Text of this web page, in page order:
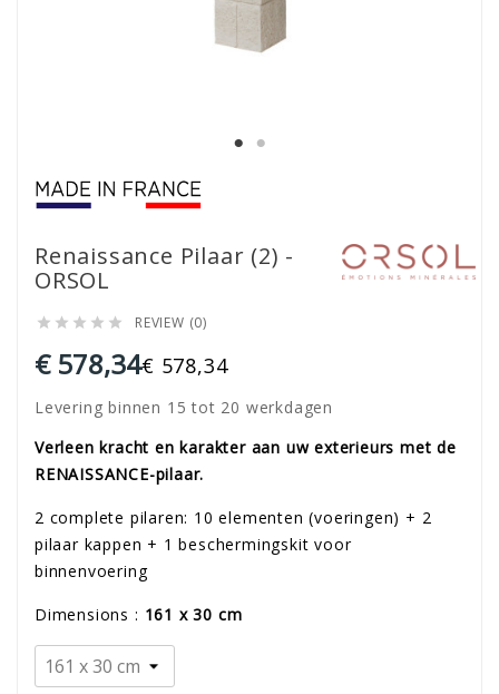
Renaissance Pilaar (2) -
ORSOL
     REVIEW (0)
€ 578,34€ 578,34
Levering binnen 15 tot 20 werkdagen
Verleen kracht en karakter aan uw exterieurs met de
RENAISSANCE-pilaar.
2 complete pilaren: 10 elementen (voeringen) + 2
pilaar kappen + 1 beschermingskit voor
binnenvoering
Dimensions : 161 x 30 cm